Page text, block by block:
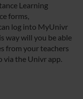
Learning
forms,
log into MyUnivr
way will you be able
from your teachers
via the Univr app.